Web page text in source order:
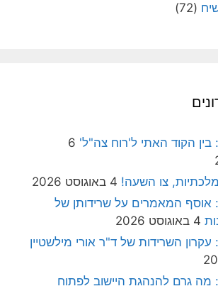
(72)
בין הקוד האתי ל'רוח צה"ל' 6
צו השעה! 4 באוגוסט 2026
אוסף המאמרים על שרידותן של
4 באוגוסט 2026
השרידות של ד"ר אורי מילשטיין
מה גרם להנהגת היישוב לפתוח